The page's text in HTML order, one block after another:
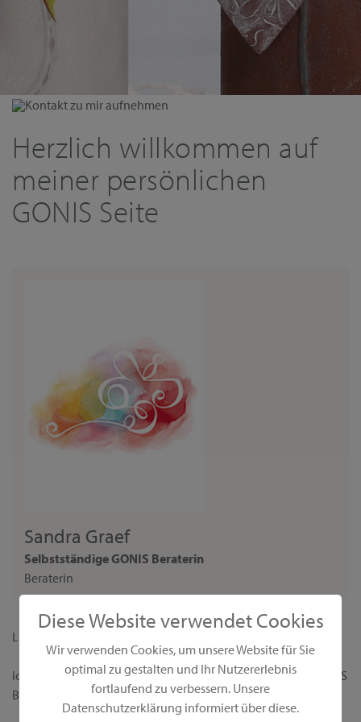
Diese Website verwendet Cookies
Wir verwenden Cookies, um unsere Website für Sie
optimal zu gestalten und Ihr Nutzererlebnis
fortlaufend zu verbessern. Unsere
Datenschutzerklärung informiert über diese.
Kontakt zu mir aufnehmen
Herzlich willkommen auf
meiner persönlichen
GONIS Seite
Sandra Graef
Selbstständige GONIS Beraterin
Beraterin
Liebe Interessentin,
ich begrüße dich ganz herzlich auf meiner persönlichen GONIS
Beraterseite!